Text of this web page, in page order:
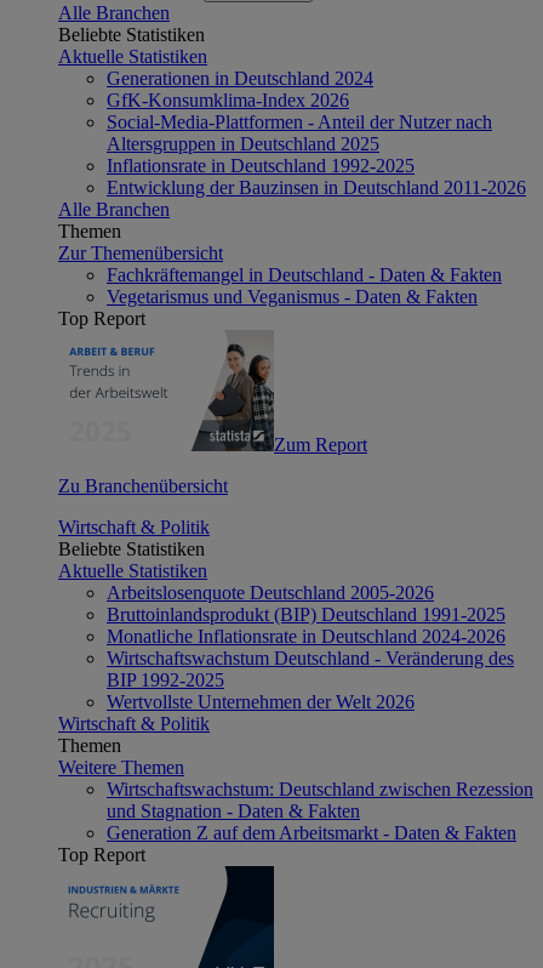
Alle Branchen
Beliebte Statistiken
Aktuelle Statistiken
Generationen in Deutschland 2024
GfK-Konsumklima-Index 2026
Social-Media-Plattformen - Anteil der Nutzer nach
Altersgruppen in Deutschland 2025
Inflationsrate in Deutschland 1992-2025
Entwicklung der Bauzinsen in Deutschland 2011-2026
Alle Branchen
Themen
Zur Themenübersicht
Fachkräftemangel in Deutschland - Daten & Fakten
Vegetarismus und Veganismus - Daten & Fakten
Top Report
Zum Report
Zu Branchenübersicht
Wirtschaft & Politik
Beliebte Statistiken
Aktuelle Statistiken
Arbeitslosenquote Deutschland 2005-2026
Bruttoinlandsprodukt (BIP) Deutschland 1991-2025
Monatliche Inflationsrate in Deutschland 2024-2026
Wirtschaftswachstum Deutschland - Veränderung des
BIP 1992-2025
Wertvollste Unternehmen der Welt 2026
Wirtschaft & Politik
Themen
Weitere Themen
Wirtschaftswachstum: Deutschland zwischen Rezession
und Stagnation - Daten & Fakten
Generation Z auf dem Arbeitsmarkt - Daten & Fakten
Top Report